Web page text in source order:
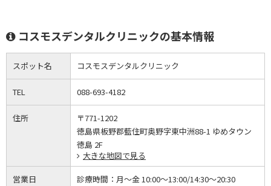
コスモスデンタルクリニックの基本情報
スポット名 コスモスデンタルクリニック
TEL 088-693-4182
住所
〒771-1202
徳島県板野郡藍住町奥野字東中洲88-1 ゆめタウン
徳島 2F
大きな地図で見る
営業日 診療時間： 月～金 10:00～13:00/14:30～20:30